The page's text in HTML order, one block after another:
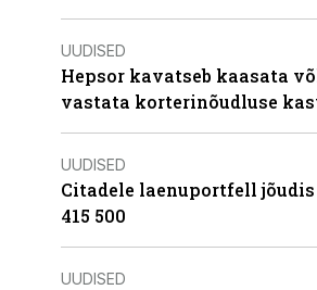
UUDISED
Hepsor kavatseb kaasata
vastata korterinõudluse
UUDISED
Citadele laenuportfell
415 500
UUDISED